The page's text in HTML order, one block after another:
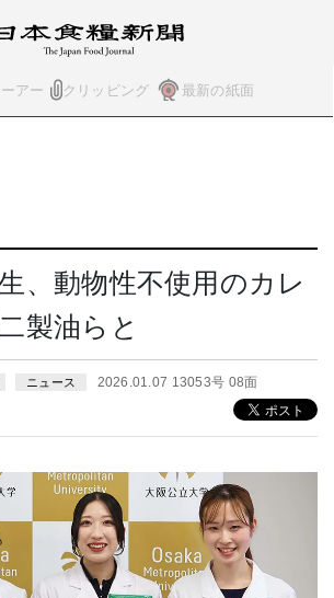
アー クリッピング 最新の紙面
、動物性不使用のカレ
製油らと
ニュース 2026.01.07 13053号 08面